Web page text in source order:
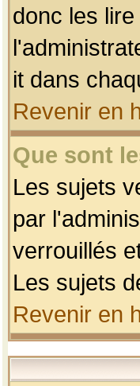
donc les
it dans
Revenir en
Que sont
Les sujets
par
verrouillés
Les sujets
Revenir en